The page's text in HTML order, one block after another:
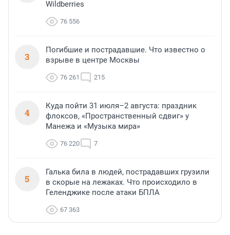
Wildberries
76 556
3
Погибшие и пострадавшие. Что известно о
взрыве в центре Москвы
76 261 215
4
Куда пойти 31 июля–2 августа: праздник
флоксов, «Пространственный сдвиг» у
Манежа и «Музыка мира»
76 220 7
5
Галька била в людей, пострадавших грузили
в скорые на лежаках. Что происходило в
Геленджике после атаки БПЛА
67 363